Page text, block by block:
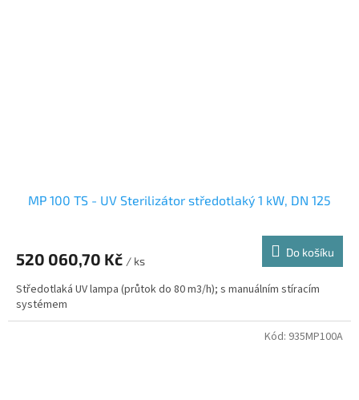
MP 100 TS - UV Sterilizátor středotlaký 1 kW, DN 125
520 060,70 Kč / ks
Do košíku
Středotlaká UV lampa (průtok do 80 m3/h); s manuálním stíracím
systémem
Kód: 935MP100A